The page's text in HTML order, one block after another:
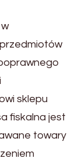
sklepu
fiskalna jest
towary